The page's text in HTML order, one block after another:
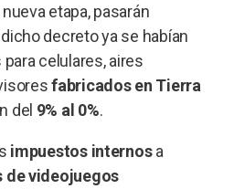
etapa, pasarán
decreto ya se habían
celulares, aires
fabricados en Tierra
del 9% al 0%.
impuestos internosa
de videojuegos